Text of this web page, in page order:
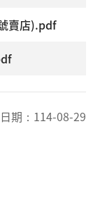
賣店).pdf
期： 114-08-29